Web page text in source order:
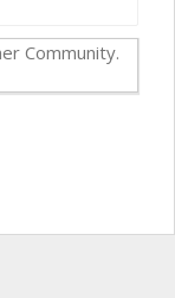
Community.